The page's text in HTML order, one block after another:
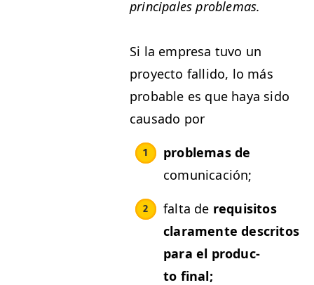
prin­ci­pales problemas.
Si la empre­sa tuvo un
proyec­to fal­li­do, lo más
prob­a­ble es que haya sido
cau­sa­do por
prob­le­mas de
comunicación;
fal­ta de req­ui­si­tos
clara­mente descritos
para el pro­duc­
to final;